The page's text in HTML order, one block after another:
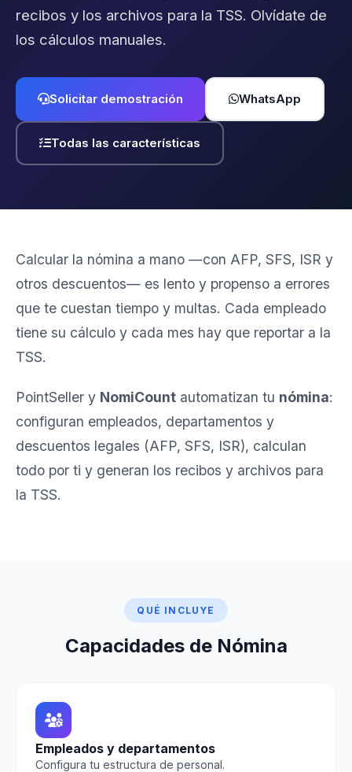
recibos y los archivos para la TSS. Olvídate de
los cálculos manuales.
Solicitar demostración WhatsApp
Todas las características
Calcular la nómina a mano —con AFP, SFS, ISR y
otros descuentos— es lento y propenso a errores
que te cuestan tiempo y multas. Cada empleado
tiene su cálculo y cada mes hay que reportar a la
TSS.
PointSeller y NomiCount automatizan tu nómina:
configuran empleados, departamentos y
descuentos legales (AFP, SFS, ISR), calculan
todo por ti y generan los recibos y archivos para
la TSS.
QUÉ INCLUYE
Capacidades de Nómina
Empleados y departamentos
Configura tu estructura de personal.